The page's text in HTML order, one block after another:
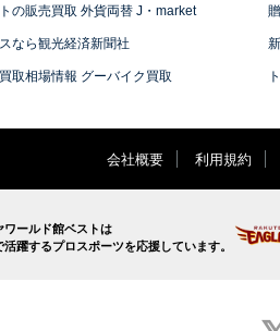
D2カスタム
D5
の販売買取 外貨両替 J・market
なら観光経済新聞社
取相場情報 グーバイク買取
会社概要 利用規約
ワールド館ベストは
活躍するプロスポーツを応援しています。